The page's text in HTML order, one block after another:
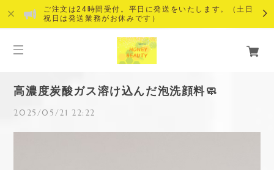
ご注文は24時間受付。平日に発送をいたします。（土日
祝日は発送業務がお休みです）
高濃度炭酸ガス溶け込んだ泡洗顔料🧼
2025/05/21 22:22